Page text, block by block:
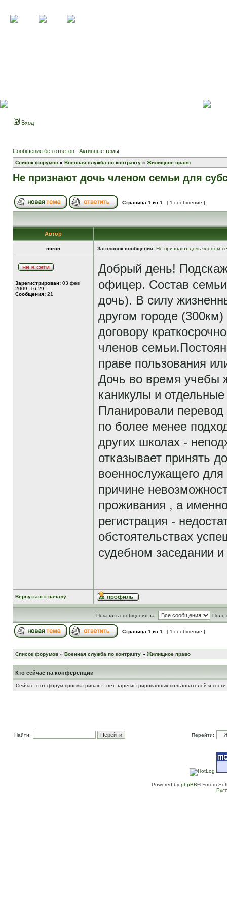
Вход
Сообщения без ответов | Активные темы
Список форумов » Военная служба по контракту » Жилищное право
Не признают дочь членом семьи для
Страница 1 из 1 [ 1 сообщение ]
Автор
miron Заголовок сообщения: Не признают дочь членом
Зарегистрирован: 03 фев
2009, 16:29
Сообщения: 21
Добрый день!
офицер. Состав
дочь). В силу
другом городе
договору
членов
праве пользования
Дочь во время учебы
каникулы и
Планировали
по более менее
других школах -
отказывает принять
военнослужащего
причине
проживания , а
регистрация -
обстоятельствах
судебном заседании
Вернуться к началу
Показать сообщения за: Поле
Страница 1 из 1 [ 1 сообщение ]
Список форумов » Военная служба по контракту » Жилищное право
Кто сейчас на конференции
Сейчас этот форум просматривают: нет зарегистрированных пользователей и
Найти: Перейти:
Powered by phpBB® Forum